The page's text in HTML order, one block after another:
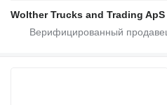
Wolther Trucks and Trading ApS